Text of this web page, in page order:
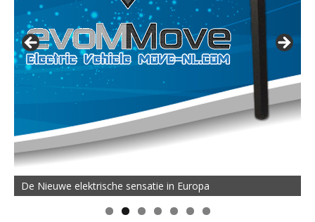
De Nieuwe elektrische sensatie in Europa